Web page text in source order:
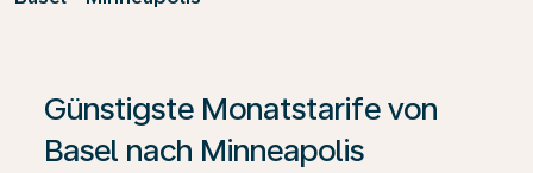
Günstigste Monatstarife von
Basel nach Minneapolis